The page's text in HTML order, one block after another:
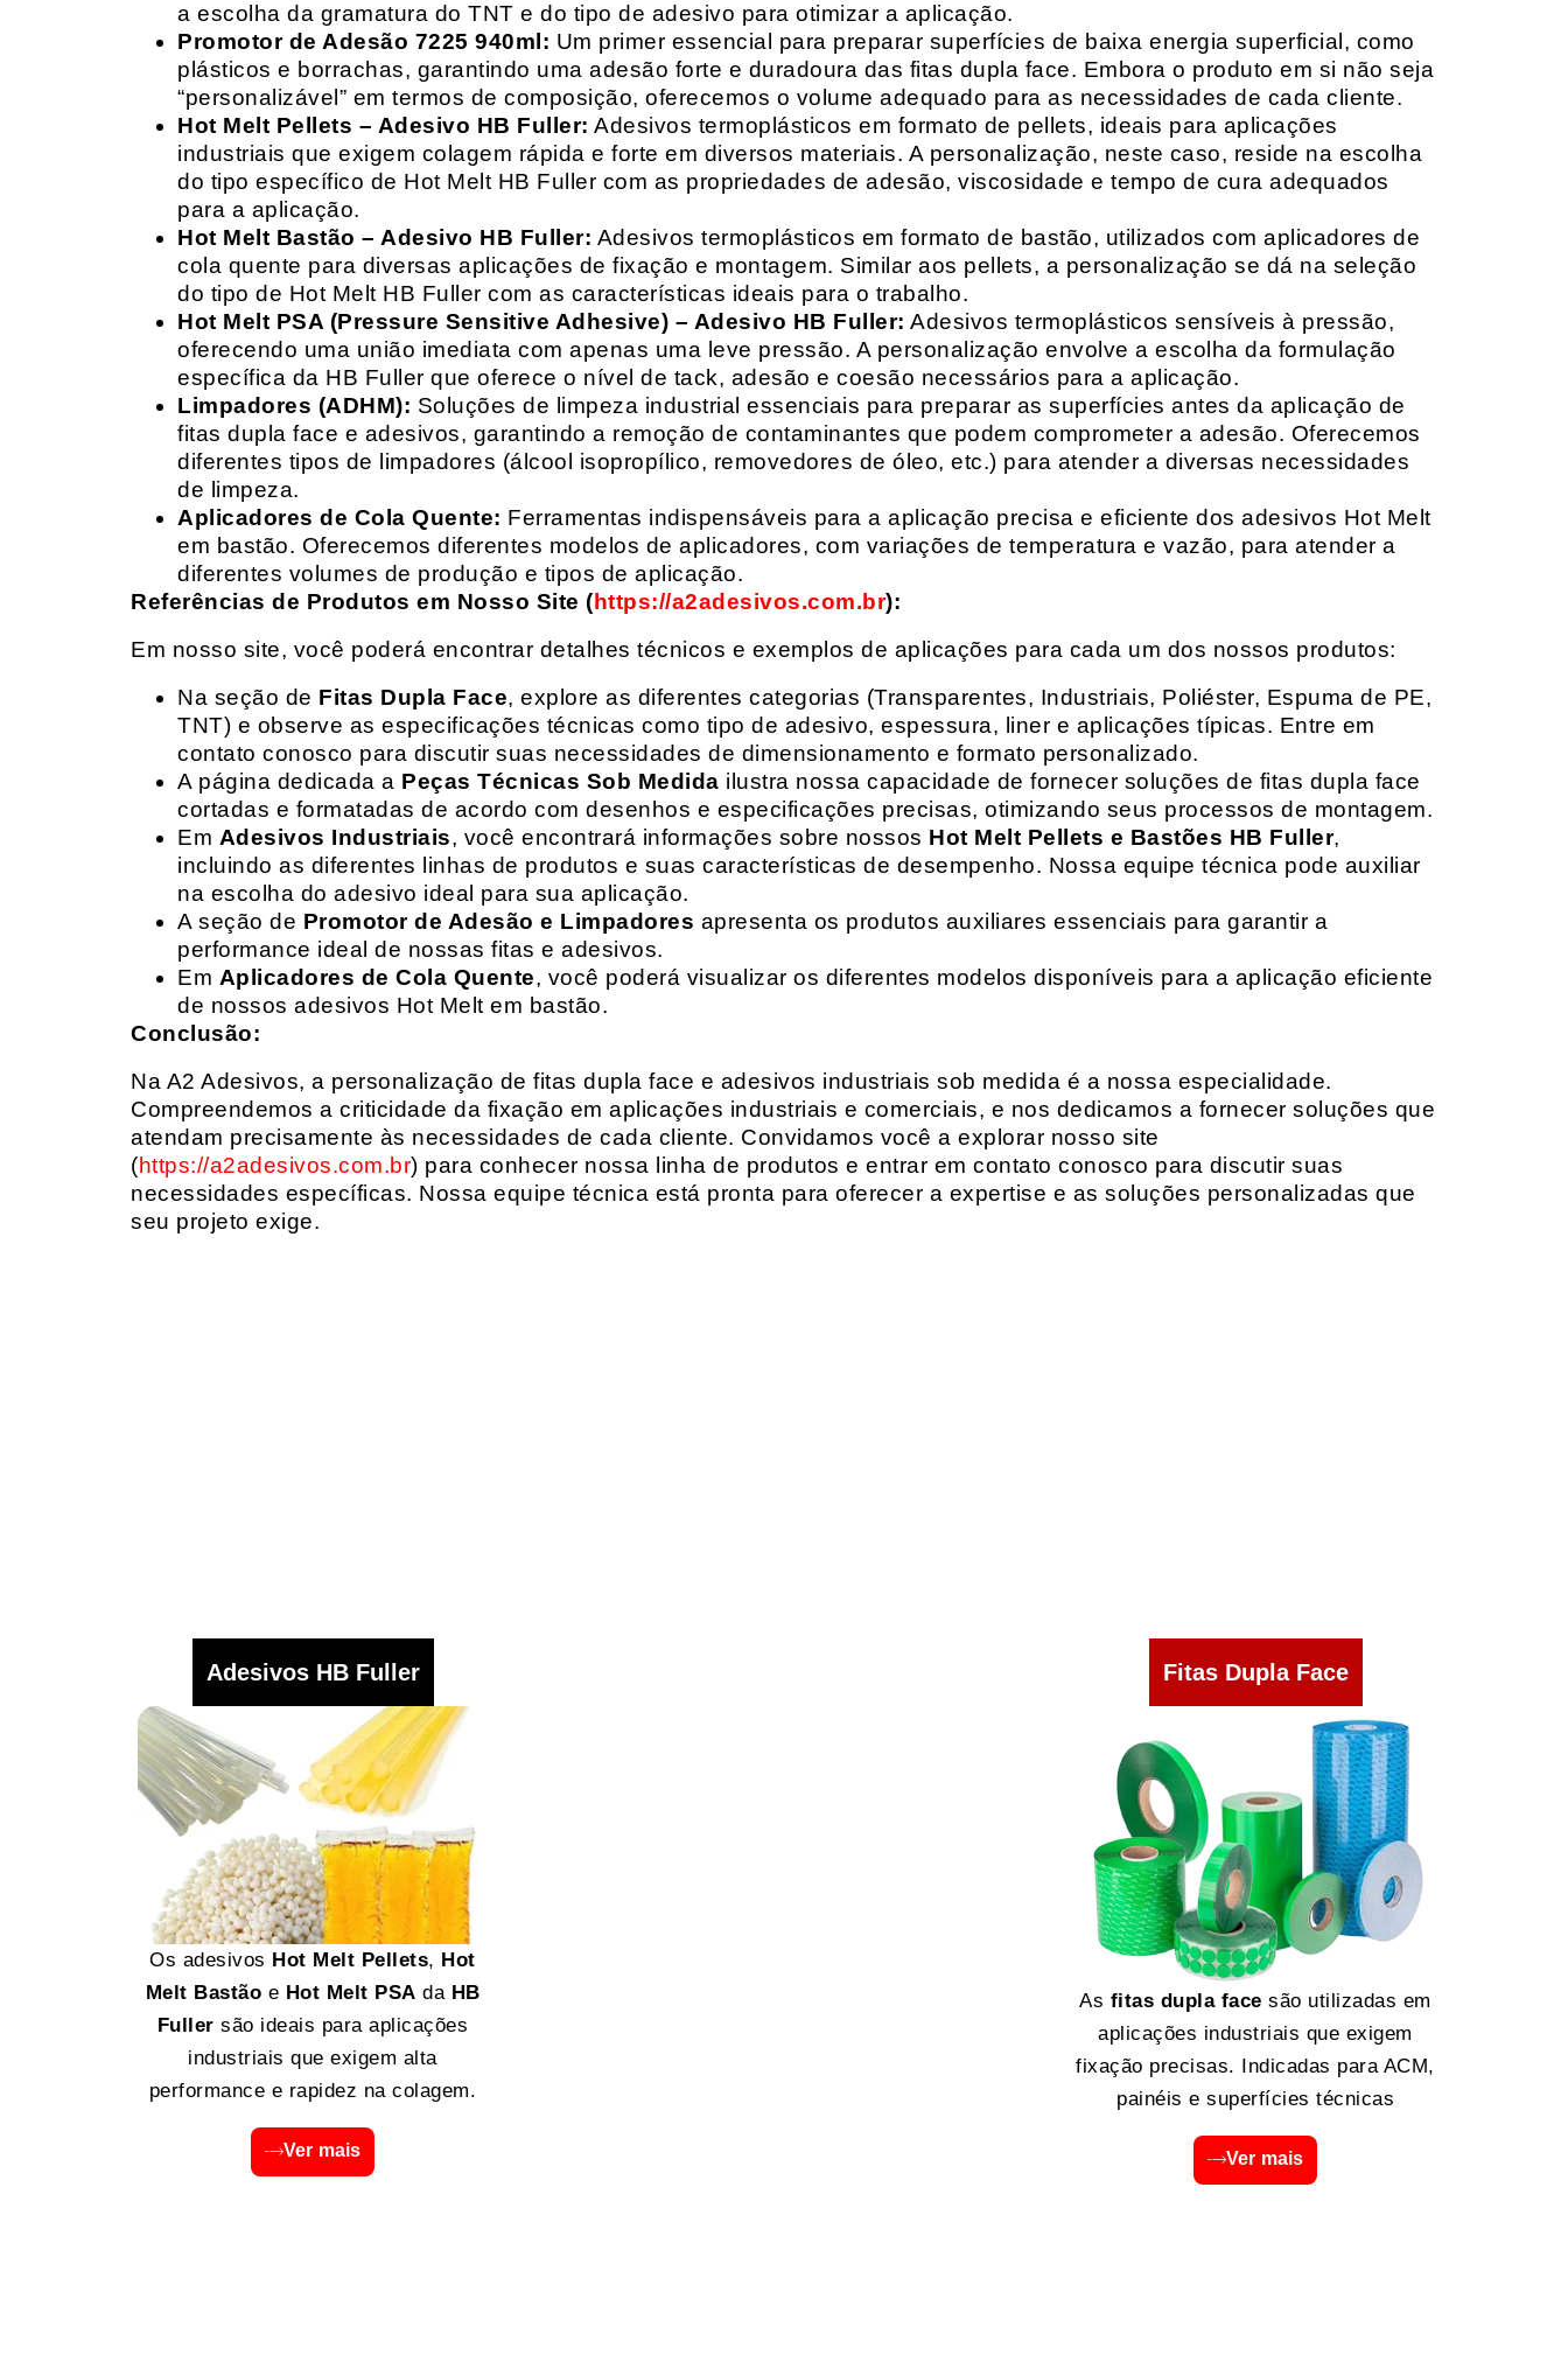
a escolha da gramatura do TNT e do tipo de adesivo para otimizar a aplicação.
Promotor de Adesão 7225 940ml: Um primer essencial para preparar superfícies de baixa energia superficial, como
plásticos e borrachas, garantindo uma adesão forte e duradoura das fitas dupla face. Embora o produto em si não seja
“personalizável” em termos de composição, oferecemos o volume adequado para as necessidades de cada cliente.
Hot Melt Pellets – Adesivo HB Fuller: Adesivos termoplásticos em formato de pellets, ideais para aplicações
industriais que exigem colagem rápida e forte em diversos materiais. A personalização, neste caso, reside na escolha
do tipo específico de Hot Melt HB Fuller com as propriedades de adesão, viscosidade e tempo de cura adequados
para a aplicação.
Hot Melt Bastão – Adesivo HB Fuller: Adesivos termoplásticos em formato de bastão, utilizados com aplicadores de
cola quente para diversas aplicações de fixação e montagem. Similar aos pellets, a personalização se dá na seleção
do tipo de Hot Melt HB Fuller com as características ideais para o trabalho.
Hot Melt PSA (Pressure Sensitive Adhesive) – Adesivo HB Fuller: Adesivos termoplásticos sensíveis à pressão,
oferecendo uma união imediata com apenas uma leve pressão. A personalização envolve a escolha da formulação
específica da HB Fuller que oferece o nível de tack, adesão e coesão necessários para a aplicação.
Limpadores (ADHM): Soluções de limpeza industrial essenciais para preparar as superfícies antes da aplicação de
fitas dupla face e adesivos, garantindo a remoção de contaminantes que podem comprometer a adesão. Oferecemos
diferentes tipos de limpadores (álcool isopropílico, removedores de óleo, etc.) para atender a diversas necessidades
de limpeza.
Aplicadores de Cola Quente: Ferramentas indispensáveis para a aplicação precisa e eficiente dos adesivos Hot Melt
em bastão. Oferecemos diferentes modelos de aplicadores, com variações de temperatura e vazão, para atender a
diferentes volumes de produção e tipos de aplicação.
Referências de Produtos em Nosso Site (https://a2adesivos.com.br):
Em nosso site, você poderá encontrar detalhes técnicos e exemplos de aplicações para cada um dos nossos produtos:
Na seção de Fitas Dupla Face, explore as diferentes categorias (Transparentes, Industriais, Poliéster, Espuma de PE,
TNT) e observe as especificações técnicas como tipo de adesivo, espessura, liner e aplicações típicas. Entre em
contato conosco para discutir suas necessidades de dimensionamento e formato personalizado.
A página dedicada a Peças Técnicas Sob Medida ilustra nossa capacidade de fornecer soluções de fitas dupla face
cortadas e formatadas de acordo com desenhos e especificações precisas, otimizando seus processos de montagem.
Em Adesivos Industriais, você encontrará informações sobre nossos Hot Melt Pellets e Bastões HB Fuller,
incluindo as diferentes linhas de produtos e suas características de desempenho. Nossa equipe técnica pode auxiliar
na escolha do adesivo ideal para sua aplicação.
A seção de Promotor de Adesão e Limpadores apresenta os produtos auxiliares essenciais para garantir a
performance ideal de nossas fitas e adesivos.
Em Aplicadores de Cola Quente, você poderá visualizar os diferentes modelos disponíveis para a aplicação eficiente
de nossos adesivos Hot Melt em bastão.
Conclusão:
Na A2 Adesivos, a personalização de fitas dupla face e adesivos industriais sob medida é a nossa especialidade.
Compreendemos a criticidade da fixação em aplicações industriais e comerciais, e nos dedicamos a fornecer soluções que
atendam precisamente às necessidades de cada cliente. Convidamos você a explorar nosso site
(https://a2adesivos.com.br) para conhecer nossa linha de produtos e entrar em contato conosco para discutir suas
necessidades específicas. Nossa equipe técnica está pronta para oferecer a expertise e as soluções personalizadas que
seu projeto exige.
Adesivos HB Fuller
Os adesivos Hot Melt Pellets, Hot
Melt Bastão e Hot Melt PSA da HB
Fuller são ideais para aplicações
industriais que exigem alta
performance e rapidez na colagem.
Ver mais
Fitas Dupla Face
As fitas dupla face são utilizadas em
aplicações industriais que exigem
fixação precisas. Indicadas para ACM,
painéis e superfícies técnicas
Ver mais